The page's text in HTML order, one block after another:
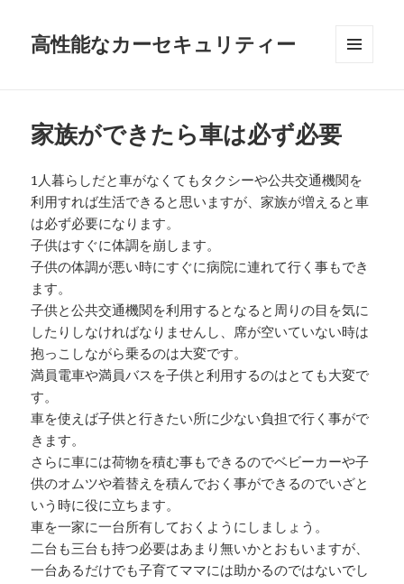
高性能なカーセキュリティー
家族ができたら車は必ず必要
1人暮らしだと車がなくてもタクシーや公共交通機関を
利用すれば生活できると思いますが、家族が増えると車
は必ず必要になります。
子供はすぐに体調を崩します。
子供の体調が悪い時にすぐに病院に連れて行く事もでき
ます。
子供と公共交通機関を利用するとなると周りの目を気に
したりしなければなりませんし、席が空いていない時は
抱っこしながら乗るのは大変です。
満員電車や満員バスを子供と利用するのはとても大変で
す。
車を使えば子供と行きたい所に少ない負担で行く事がで
きます。
さらに車には荷物を積む事もできるのでベビーカーや子
供のオムツや着替えを積んでおく事ができるのでいざと
いう時に役に立ちます。
車を一家に一台所有しておくようにしましょう。
二台も三台も持つ必要はあまり無いかとおもいますが、
一台あるだけでも子育てママには助かるのではないでし